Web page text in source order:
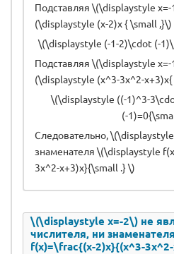
Подставляя \(\displaystyle x=-
(\displaystyle (x-2)x { \small ,}\)
\(\displaystyle (-1-2)\cdot (-
Подставляя \(\displaystyle
(\displaystyle (x^3-3x^2-
\(\displaystyle ((-1)^3-
(-
Следовательно,
знаменателя \(\displaystyle
3x^2-x+3)x}{\small .} \)
\(\displaystyle x=-2\) не
числителя, ни
f(x)=\frac{(x-2)x}{(x^3-